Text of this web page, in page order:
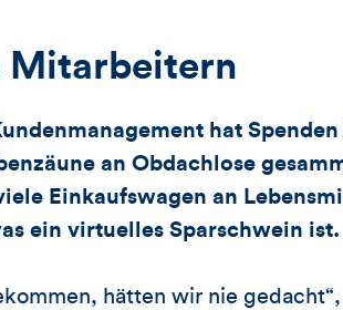
Mitarbeitern
hat
an Obdachlose
Einkaufswagen an
ein virtuelles Sparschwein ist.
hätten wir nie